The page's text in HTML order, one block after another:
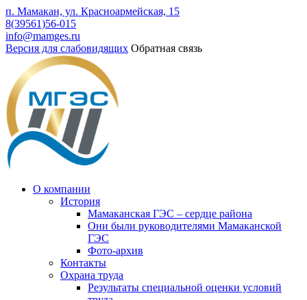
п. Мамакан, ул. Красноармейская, 15
8(39561)56-015
info@mamges.ru
Версия для слабовидящих Обратная связь
О компании
История
Мамаканская ГЭС – сердце района
Они были руководителями Мамаканской
ГЭС
Фото-архив
Контакты
Охрана труда
Результаты специальной оценки условий